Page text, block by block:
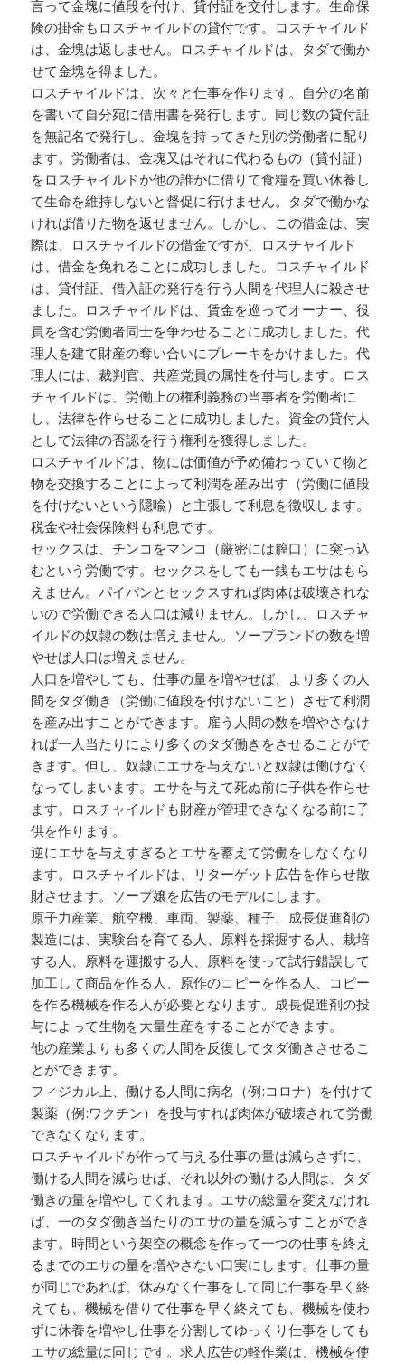
言って金塊に値段を付け、貸付証を交付します。生命保
険の掛金もロスチャイルドの貸付です。ロスチャイルド
は、金塊は返しません。ロスチャイルドは、タダで働か
せて金塊を得ました。
ロスチャイルドは、次々と仕事を作ります。自分の名前
を書いて自分宛に借用書を発行します。同じ数の貸付証
を無記名で発行し、金塊を持ってきた別の労働者に配り
ます。労働者は、金塊又はそれに代わるもの（貸付証）
をロスチャイルドか他の誰かに借りて食糧を買い休養し
て生命を維持しないと督促に行けません。タダで働かな
ければ借りた物を返せません。しかし、この借金は、実
際は、ロスチャイルドの借金ですが、ロスチャイルド
は、借金を免れることに成功しました。ロスチャイルド
は、貸付証、借入証の発行を行う人間を代理人に殺させ
ました。ロスチャイルドは、賃金を巡ってオーナー、役
員を含む労働者同士を争わせることに成功しました。代
理人を建て財産の奪い合いにブレーキをかけました。代
理人には、裁判官、共産党員の属性を付与します。ロス
チャイルドは、労働上の権利義務の当事者を労働者に
し、法律を作らせることに成功しました。資金の貸付人
として法律の否認を行う権利を獲得しました。
ロスチャイルドは、物には価値が予め備わっていて物と
物を交換することによって利潤を産み出す（労働に値段
を付けないという隠喩）と主張して利息を徴収します。
税金や社会保険料も利息です。
セックスは、チンコをマンコ（厳密には膣口）に突っ込
むという労働です。セックスをしても一銭もエサはもら
えません。パイパンとセックスすれば肉体は破壊されな
いので労働できる人口は減りません。しかし、ロスチャ
イルドの奴隷の数は増えません。ソープランドの数を増
やせば人口は増えません。
人口を増やしても、仕事の量を増やせば、より多くの人
間をタダ働き（労働に値段を付けないこと）させて利潤
を産み出すことができます。雇う人間の数を増やさなけ
れば一人当たりにより多くのタダ働きをさせることがで
きます。但し、奴隷にエサを与えないと奴隷は働けなく
なってしまいます。エサを与えて死ぬ前に子供を作らせ
ます。ロスチャイルドも財産が管理できなくなる前に子
供を作ります。
逆にエサを与えすぎるとエサを蓄えて労働をしなくなり
ます。ロスチャイルドは、リターゲット広告を作らせ散
財させます。ソープ嬢を広告のモデルにします。
原子力産業、航空機、車両、製薬、種子、成長促進剤の
製造には、実験台を育てる人、原料を採掘する人、栽培
する人、原料を運搬する人、原料を使って試行錯誤して
加工して商品を作る人、原作のコピーを作る人、コピー
を作る機械を作る人が必要となります。成長促進剤の投
与によって生物を大量生産をすることができます。
他の産業よりも多くの人間を反復してタダ働きさせるこ
とができます。
フィジカル上、働ける人間に病名（例:コロナ）を付けて
製薬（例:ワクチン）を投与すれば肉体が破壊されて労働
できなくなります。
ロスチャイルドが作って与える仕事の量は減らさずに、
働ける人間を減らせば、それ以外の働ける人間は、タダ
働きの量を増やしてくれます。エサの総量を変えなけれ
ば、一のタダ働き当たりのエサの量を減らすことができ
ます。時間という架空の概念を作って一つの仕事を終え
るまでのエサの量を増やさない口実にします。仕事の量
が同じであれば、休みなく仕事をして同じ仕事を早く終
えても、機械を借りて仕事を早く終えても、機械を使わ
ずに休養を増やし仕事を分割してゆっくり仕事をしても
エサの総量は同じです。求人広告の軽作業は、機械を使